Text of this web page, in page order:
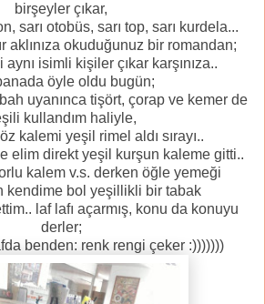
birşeyler çıkar,
sarı otobüs, sarı top, sarı kurdela...
aklınıza okuduğunuz bir romandan;
isimli kişiler çıkar karşınıza..
öyle oldu bugün;
uyanınca tişört, çorap ve kemer de
kullandım haliyle,
kalemi yeşil rimel aldı sırayı..
elim direkt yeşil kurşun kaleme gitti..
kalem v.s. derken öğle yemeği
kendime bol yeşillikli bir tabak
laf lafı açarmış, konu da konuyu
derler;
benden: renk rengi çeker :)))))))